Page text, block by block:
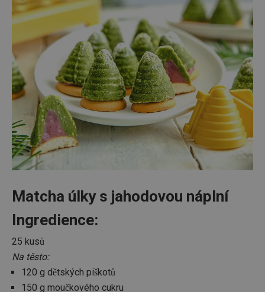
Matcha úlky s jahodovou náplní
Ingredience:
25 kusů
Na těsto:
120 g dětských piškotů
150 g moučkového cukru